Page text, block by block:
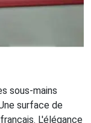
sous-mains
surface de
L'élégance